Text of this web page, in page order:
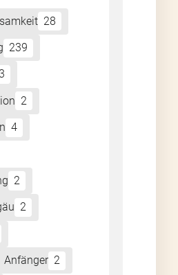
28
239
2
4
2
2
Anfänger 2